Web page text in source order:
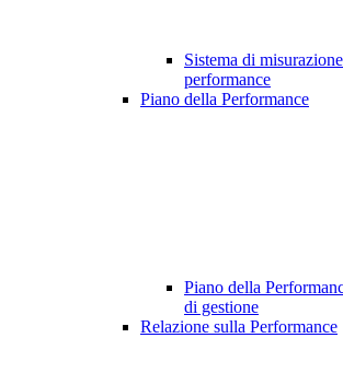
Sistema di
performance
Piano della Performance
Piano della
di gestione
Relazione sulla Performance